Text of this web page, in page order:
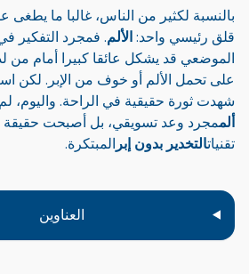
بالنسبة لكثير من الناس، غالبا ما يطغى
قلق رئيسي واحد:الألم. فمجرد التفكير
الموضعي قد يشكل عائقا كبيرا أمام من
على تحمل الألم أو خوف من الإبر. لكن
شهدت ثورة حقيقية في الراحة. واليوم،
ألممجرد وعد تسويقي، بل أصبحت
تقنياتالتخدير بدون إبر المبتكرة.
العناوين